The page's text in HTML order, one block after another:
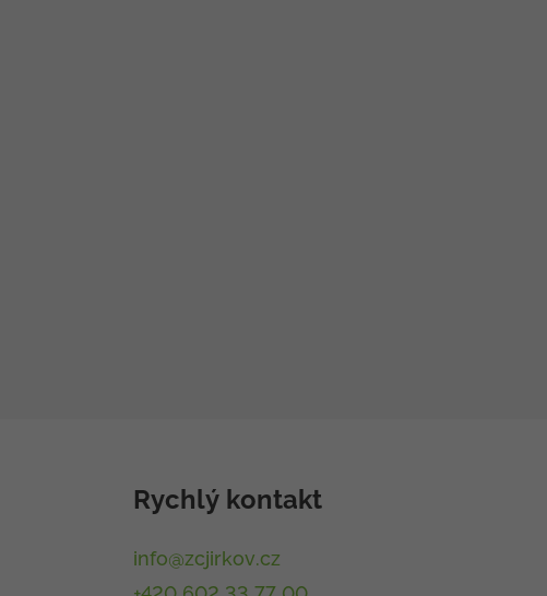
Rychlý kontakt
info@zcjirkov.cz